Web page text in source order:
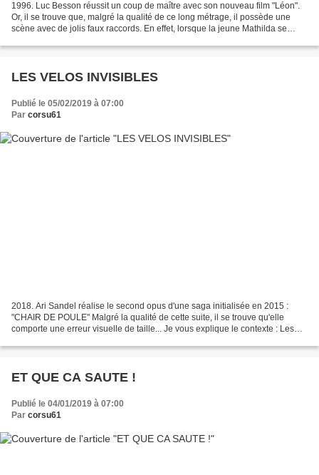
1996. Luc Besson réussit un coup de maître avec son nouveau film "Léon".
Or, il se trouve que, malgré la qualité de ce long métrage, il possède une
scène avec de jolis faux raccords. En effet, lorsque la jeune Mathilda se
LES VELOS INVISIBLES
Publié le 05/02/2019 à 07:00
Par corsu61
2018. Ari Sandel réalise le second opus d'une saga initialisée en 2015 :
"CHAIR DE POULE" Malgré la qualité de cette suite, il se trouve qu'elle
comporte une erreur visuelle de taille... Je vous explique le contexte : Les
ET QUE CA SAUTE !
Publié le 04/01/2019 à 07:00
Par corsu61